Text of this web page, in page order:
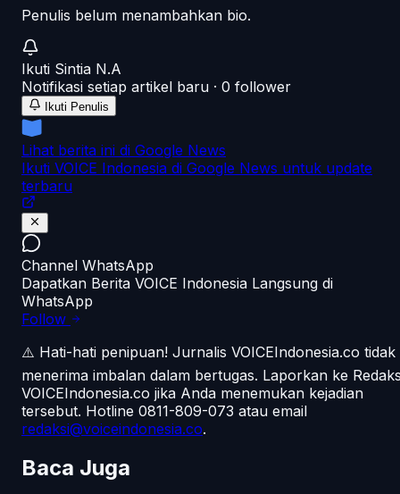
Penulis belum menambahkan bio.
Ikuti Sintia N.A
Notifikasi setiap artikel baru · 0 follower
Ikuti Penulis
Lihat berita ini di Google News
Ikuti VOICE Indonesia di Google News untuk update
terbaru
Channel WhatsApp
Dapatkan Berita VOICE Indonesia Langsung di
WhatsApp
Follow
⚠️ Hati-hati penipuan! Jurnalis VOICEIndonesia.co tidak
menerima imbalan dalam bertugas. Laporkan ke
VOICEIndonesia.co jika Anda menemukan kejadian
tersebut. Hotline 0811-809-073 atau email
redaksi@voiceindonesia.co.
Baca Juga